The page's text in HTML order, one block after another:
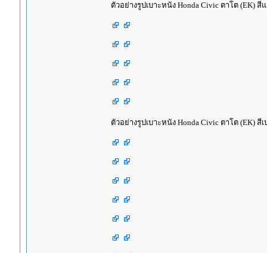
ตัวอย่างรูปเบาะหนัง Honda Civic ตาโต (EK)
ตัวอย่างรูปเบาะหนัง Honda Civic ตาโต (EK) สี